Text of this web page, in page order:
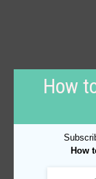
How
How